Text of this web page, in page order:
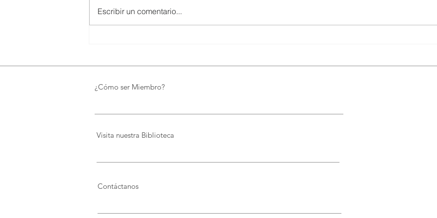
preserva el patrimonio y
Escribir un comentario...
¿Cómo ser Miembro?
Visita nuestra Biblioteca
Contáctanos